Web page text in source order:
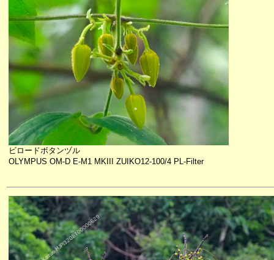
ビロードボタンヅル
OLYMPUS OM-D E-M1 MKIII ZUIKO12-100/4 PL-Filter